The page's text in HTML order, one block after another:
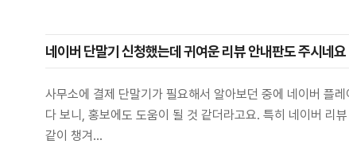
네이버 단말기 신청했는데 귀여운 리뷰 안내판도 주시네요
사무소에 결제 단말기가 필요해서 알아보던 중에 네이버 플
다 보니, 홍보에도 도움이 될 것 같더라고요. 특히 네이버 리
같이 챙겨...